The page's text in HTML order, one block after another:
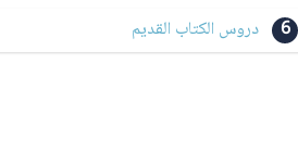
6 دروس الكتاب القديم